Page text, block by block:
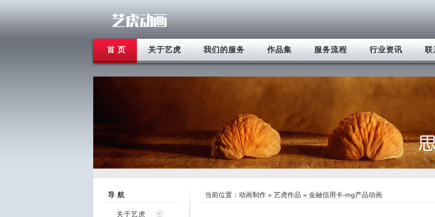
首 页 关于艺虎 我们的服务 作品集 服务流程 行业资讯 联
导 航
关于艺虎
当前位置： 动画制作 » 艺虎作品 » 金融信用卡-mg产品动画